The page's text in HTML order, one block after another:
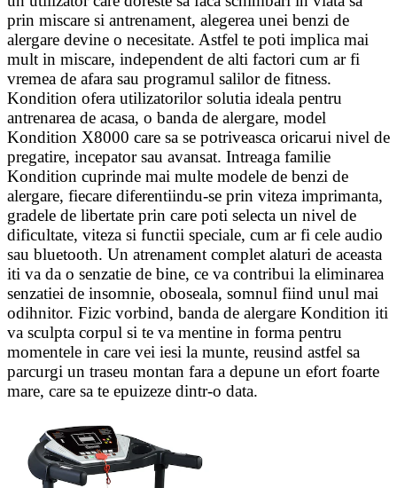
prin miscare si antrenament, alegerea unei benzi de
alergare devine o necesitate. Astfel te poti implica mai
mult in miscare, independent de alti factori cum ar fi
vremea de afara sau programul salilor de fitness.
Kondition ofera utilizatorilor solutia ideala pentru
antrenarea de acasa, o banda de alergare, model
Kondition X8000 care sa se potriveasca oricarui nivel de
pregatire, incepator sau avansat. Intreaga familie
Kondition cuprinde mai multe modele de benzi de
alergare, fiecare diferentiindu-se prin viteza imprimanta,
gradele de libertate prin care poti selecta un nivel de
dificultate, viteza si functii speciale, cum ar fi cele audio
sau bluetooth. Un atrenament complet alaturi de aceasta
iti va da o senzatie de bine, ce va contribui la eliminarea
senzatiei de insomnie, oboseala, somnul fiind unul mai
odihnitor. Fizic vorbind, banda de alergare Kondition iti
va sculpta corpul si te va mentine in forma pentru
momentele in care vei iesi la munte, reusind astfel sa
parcurgi un traseu montan fara a depune un efort foarte
mare, care sa te epuizeze dintr-o data.